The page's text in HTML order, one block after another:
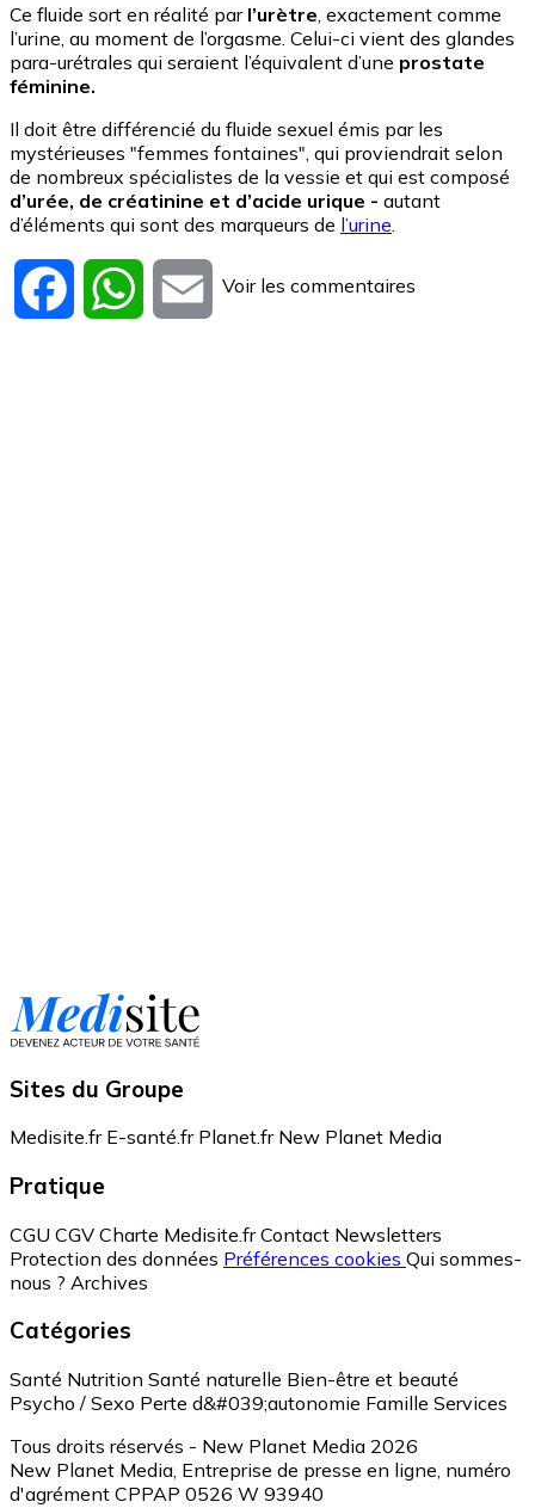
Ce fluide sort en réalité par l’urètre , exactement comme
l’urine, au moment de l’orgasme. Celui-ci vient des glandes
para-urétrales qui seraient l’équivalent d’une prostate
féminine.
Il doit être différencié du fluide sexuel émis par les
mystérieuses "femmes fontaines", qui proviendrait selon
de nombreux spécialistes de la vessie et qui est composé
d’urée, de créatinine et d’acide urique - autant
d’éléments qui sont des marqueurs de l’urine
Facebook WhatsApp
Email
Voir les commentaires
Sites du Groupe
Medisite.fr E-santé.fr Planet.fr New Planet Media
Pratique
CGU CGV Charte Medisite.fr Contact Newsletters
Protection des données Préférences cookies Qui sommes-
nous ? Archives
Catégories
Santé Nutrition Santé naturelle Bien-être et beauté
Psycho / Sexo Perte d&#039;autonomie Famille Services
Tous droits réservés - New Planet Media 2026
New Planet Media, Entreprise de presse en ligne, numéro
d'agrément CPPAP 0526 W 93940